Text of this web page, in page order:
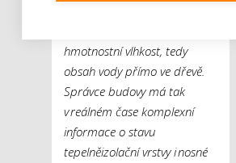
hmotnostní vlhkost, tedy
obsah vody přímo ve dřevě.
Správce budovy má tak
v reálném čase komplexní
informace o stavu
tepelněizolační vrstvy i nosné